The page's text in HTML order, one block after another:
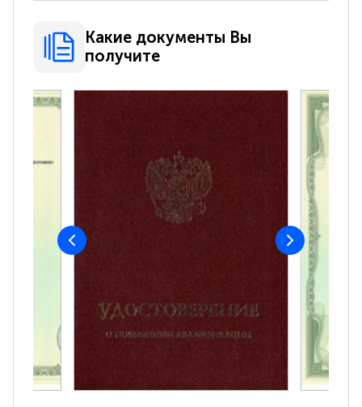
Какие документы Вы
получите